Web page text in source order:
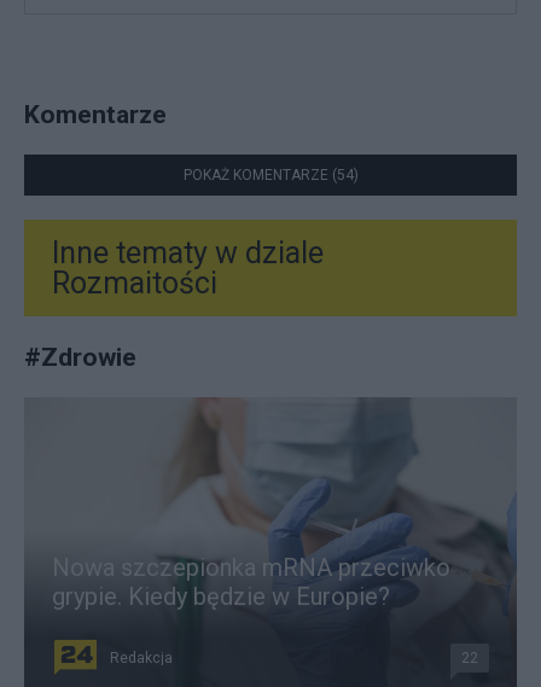
Komentarze
POKAŻ KOMENTARZE (54)
Inne tematy w dziale
Rozmaitości
#Zdrowie
Nowa szczepionka mRNA przeciwko
grypie. Kiedy będzie w Europie?
Redakcja 22